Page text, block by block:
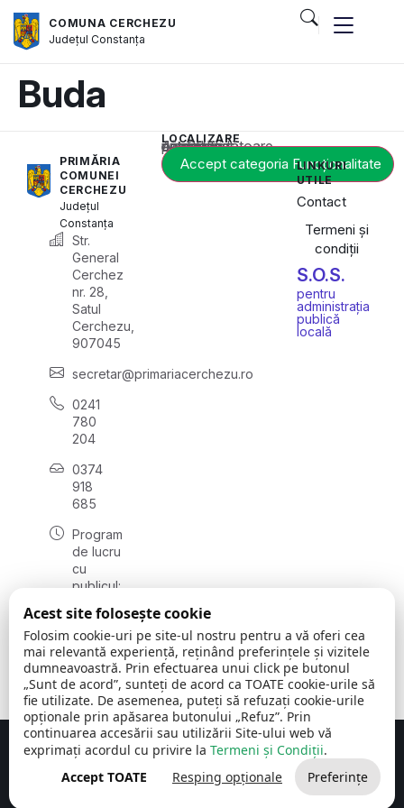
COMUNA CERCHEZU
JudețulConstanța
Buda
PRIMĂRIA
COMUNEI
CERCHEZU
Județul
Constanța
Str.
General
Cerchez
nr. 28,
Satul
Cerchezu,
907045
secretar@primariacerchezu.ro
0241
780
204
0374
918
685
Program
de lucru
cu
publicul:
08:00 -
16:30
, vineri:
08:00 -
14:00
LOCALIZARE
Acest conținut este blocat până când acceptați categoria corespunzătoare de cookie-uri.
Accept categoria Funcționalitate
LINKURI
UTILE
Contact
Termeni și
condiții
S.O.S.
pentru
administrația
publică
locală
Comuna Cerchezu © 2026Toate drepturile rezervate
Concept realizat de Big Media Relații Publice SRL
Acest site folosește cookie
Folosim cookie-uri pe site-ul nostru pentru a vă oferi cea
mai relevantă experiență, reținând preferințele și vizitele
dumneavoastră. Prin efectuarea unui click pe butonul
„Sunt de acord”, sunteți de acord ca TOATE cookie-urile să
fie utilizate. De asemenea, puteți să refuzați cookie-urile
opționale prin apăsarea butonului „Refuz”. Prin
continuarea accesării sau utilizării Site-ului web vă
exprimați acordul cu privire la Termeni și Condiții.
Accept TOATE
Resping opționale Preferințe